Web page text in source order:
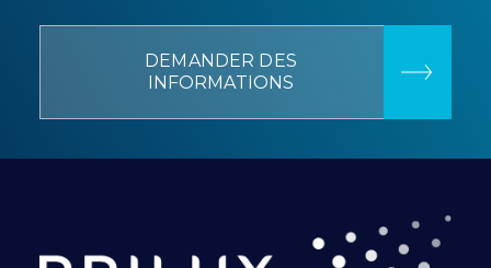
DEMANDER DES
INFORMATIONS